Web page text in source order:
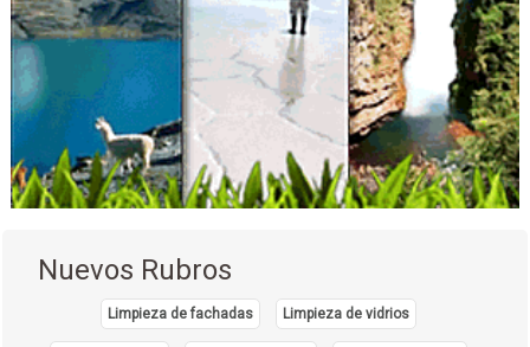
Consultorio Dental
Clínica Dental
Clínicas Odontológicas
Dentistas
Estética Dental
Implantología Dental
Limpieza Dental
Odontología Estética
Nuevos Rubros
Limpieza de fachadas Limpieza de vidrios